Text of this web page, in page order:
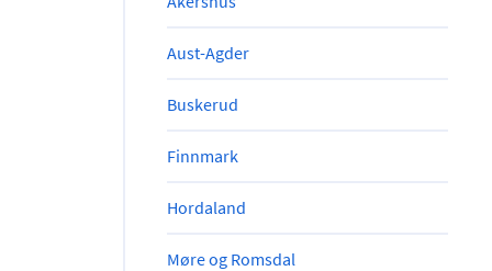
Aust-Agder
Buskerud
Finnmark
Hordaland
Møre og Romsdal